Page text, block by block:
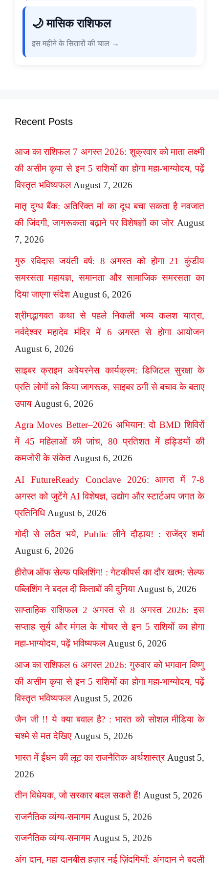
🌙 मासिक राशिफल
इस महीने के सितारों की चाल →
Recent Posts
आज का राशिफल 7 अगस्त 2026: शुक्रवार को माता लक्ष्मी
की असीम कृपा से इन 5 राशियों का होगा महा-भाग्योदय, पढ़ें
विस्तृत भविष्यफल August 7, 2026
मातृ दुग्ध बैंक: अतिरिक्त मां का दूध बचा सकता है नवजात
की जिंदगी, जागरूकता बढ़ाने पर विशेषज्ञों का जोर August
7, 2026
गुरु रविदास जयंती वर्ष: 8 अगस्त को होगा 21 कुंडीय
समरसता महायज्ञ, समानता और सामाजिक समरसता का
दिया जाएगा संदेश August 6, 2026
श्रीमद्भागवत कथा से पहले निकली भव्य कलश यात्रा,
नर्वदेश्वर महादेव मंदिर में 6 अगस्त से होगा आयोजन
August 6, 2026
साइबर क्राइम अवेयरनेस कार्यक्रम: डिजिटल सुरक्षा के
प्रति लोगों को किया जागरूक, साइबर ठगी से बचाव के बताए
उपाय August 6, 2026
Agra Moves Better–2026 अभियान: दो BMD शिविरों
में 45 महिलाओं की जांच, 80 प्रतिशत में हड्डियों की
कमजोरी के संकेत August 6, 2026
AI FutureReady Conclave 2026: आगरा में 7-8
अगस्त को जुटेंगे AI विशेषज्ञ, उद्योग और स्टार्टअप जगत के
प्रतिनिधि August 6, 2026
गोदी से लठैत भये, Public लीने दौड़ाय! : राजेंद्र शर्मा
August 6, 2026
हीरोज ऑफ सेल्फ पब्लिशिंग! : गेटकीपर्स का दौर खत्म: सेल्फ
पब्लिशिंग ने बदल दी किताबों की दुनिया August 6, 2026
साप्ताहिक राशिफल 2 अगस्त से 8 अगस्त 2026: इस
सप्ताह सूर्य और मंगल के गोचर से इन 5 राशियों का होगा
महा-भाग्योदय, पढ़ें भविष्यफल August 6, 2026
आज का राशिफल 6 अगस्त 2026: गुरुवार को भगवान विष्णु
की असीम कृपा से इन 5 राशियों का होगा महा-भाग्योदय, पढ़ें
विस्तृत भविष्यफल August 5, 2026
जैन जी !! ये क्या बवाल है? : भारत को सोशल मीडिया के
चश्मे से मत देखिए August 5, 2026
भारत में ईंधन की लूट का राजनैतिक अर्थशास्त्र August 5,
2026
तीन विधेयक, जो सरकार बदल सकते हैं! August 5, 2026
राजनैतिक व्यंग्य-समागम August 5, 2026
राजनैतिक व्यंग्य-समागम August 5, 2026
अंग दान, महा दानबीस हज़ार नई ज़िंदगियाँ: अंगदान ने बदली